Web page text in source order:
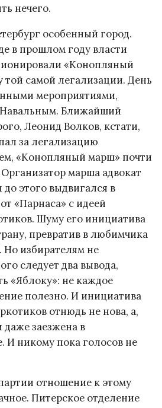
нечего.
особенный город.
в прошлом году власти
«Конопляный
самой легализации. День
мероприятиями,
Ближайший
Леонид Волков, кстати,
за легализацию
«Конопляный марш» почти
марша адвокат
этого выдвигался в
«Парнаса» с идеей
Шуму его инициатива
превратив в любимчика
избирателям не
следует два вывода,
«Яблоку»: не каждое
полезно. И инициатива
отнюдь не нова, а,
даже заезжена в
И никому пока голосов не
отношение к этому
Питерское отделение